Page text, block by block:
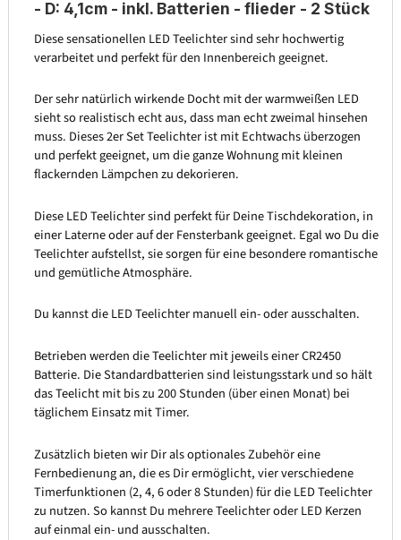
- D: 4,1cm - inkl. Batterien - flieder - 2 Stück
Diese sensationellen LED Teelichter sind sehr hochwertig
verarbeitet und perfekt für den Innenbereich geeignet.
Der sehr natürlich wirkende Docht mit der warmweißen LED
sieht so realistisch echt aus, dass man echt zweimal hinsehen
muss. Dieses 2er Set Teelichter ist mit Echtwachs überzogen
und perfekt geeignet, um die ganze Wohnung mit kleinen
flackernden Lämpchen zu dekorieren.
Diese LED Teelichter sind perfekt für Deine Tischdekoration, in
einer Laterne oder auf der Fensterbank geeignet. Egal wo Du die
Teelichter aufstellst, sie sorgen für eine besondere romantische
und gemütliche Atmosphäre.
Du kannst die LED Teelichter manuell ein- oder ausschalten.
Betrieben werden die Teelichter mit jeweils einer CR2450
Batterie. Die Standardbatterien sind leistungsstark und so hält
das Teelicht mit bis zu 200 Stunden (über einen Monat) bei
täglichem Einsatz mit Timer.
Zusätzlich bieten wir Dir als optionales Zubehör eine
Fernbedienung an, die es Dir ermöglicht, vier verschiedene
Timerfunktionen (2, 4, 6 oder 8 Stunden) für die LED Teelichter
zu nutzen. So kannst Du mehrere Teelichter oder LED Kerzen
auf einmal ein- und ausschalten.